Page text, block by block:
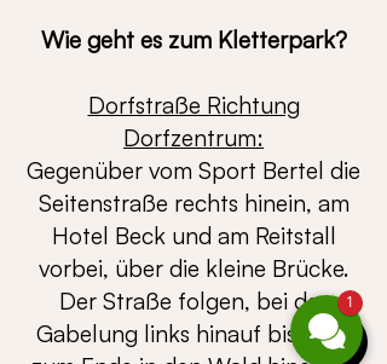
Wie geht es zum Kletterpark?
Dorfstraße Richtung
Dorfzentrum:
Gegenüber vom Sport Bertel die
Seitenstraße rechts hinein, am
Hotel Beck und am Reitstall
vorbei, über die kleine Brücke.
Der Straße folgen, bei der
Gabelung links hinauf bis ganz
1